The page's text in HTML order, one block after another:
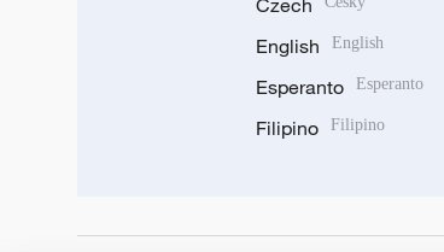
Czech
English English
Esperanto Esperanto
Filipino Filipino